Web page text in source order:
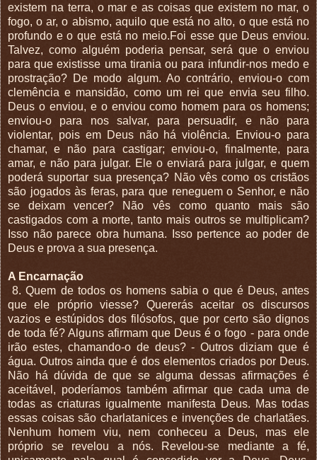
existem na terra, o mar e as coisas que existem no mar, o
fogo, o ar, o abismo, aquilo que está no alto, o que está no
profundo e o que está no meio.Foi esse que Deus enviou.
Talvez, como alguém poderia pensar, será que o enviou
para que existisse uma tirania ou para infundir-nos medo e
prostração? De modo algum. Ao contrário, enviou-o com
clemência e mansidão, como um rei que envia seu filho.
Deus o enviou, e o enviou como homem para os homens;
enviou-o para nos salvar, para persuadir, e não para
violentar, pois em Deus não há violência. Enviou-o para
chamar, e não para castigar; enviou-o, finalmente, para
amar, e não para julgar. Ele o enviará para julgar, e quem
poderá suportar sua presença? Não vês como os cristãos
são jogados às feras, para que reneguem o Senhor, e não
se deixam vencer? Não vês como quanto mais são
castigados com a morte, tanto mais outros se multiplicam?
Isso não parece obra humana. Isso pertence ao poder de
Deus e prova a sua presença.
A Encarnação
8. Quem de todos os homens sabia o que é Deus, antes
que ele próprio viesse? Quererás aceitar os discursos
vazios e estúpidos dos filósofos, que por certo são dignos
de toda fé? Alguns afirmam que Deus é o fogo - para onde
irão estes, chamando-o de deus? - Outros diziam que é
água. Outros ainda que é dos elementos criados por Deus.
Não há dúvida de que se alguma dessas afirmações é
aceitável, poderíamos também afirmar que cada uma de
todas as criaturas igualmente manifesta Deus. Mas todas
essas coisas são charlatanices e invenções de charlatães.
Nenhum homem viu, nem conheceu a Deus, mas ele
próprio se revelou a nós. Revelou-se mediante a fé,